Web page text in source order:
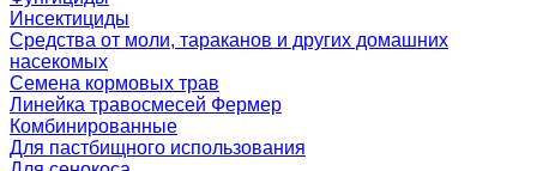
Инсектициды
Средства от моли, тараканов и других домашних
насекомых
Семена кормовых трав
Линейка травосмесей Фермер
Комбинированные
Для пастбищного использования